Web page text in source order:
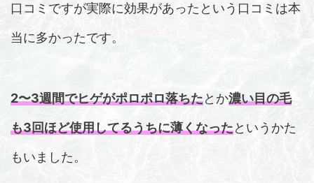
口コミですが実際に効果があったという口コミは本
当に多かったです。
2〜3週間でヒゲがポロポロ落ちたとか濃い目の毛
も3回ほど使用してるうちに薄くなったというかた
もいました。